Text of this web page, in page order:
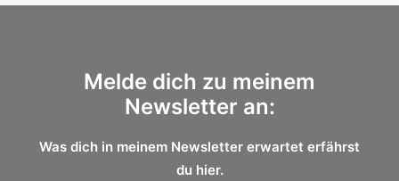
Melde dich zu meinem
Newsletter an:
Was dich in meinem Newsletter erwartet erfährst
du hier.